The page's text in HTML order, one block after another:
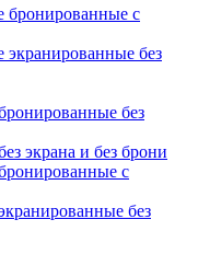
бронированные с
экранированные без
без
экрана и без брони
с
без